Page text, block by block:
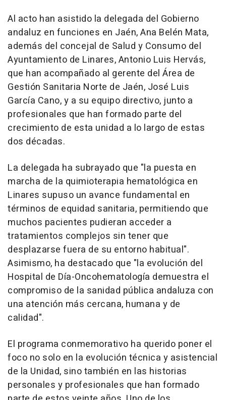
Al acto han asistido la delegada del Gobierno
andaluz en funciones en Jaén, Ana Belén Mata,
además del concejal de Salud y Consumo del
Ayuntamiento de Linares, Antonio Luis Hervás,
que han acompañado al gerente del Área de
Gestión Sanitaria Norte de Jaén, José Luis
García Cano, y a su equipo directivo, junto a
profesionales que han formado parte del
crecimiento de esta unidad a lo largo de estas
dos décadas.
La delegada ha subrayado que "la puesta en
marcha de la quimioterapia hematológica en
Linares supuso un avance fundamental en
términos de equidad sanitaria, permitiendo que
muchos pacientes pudieran acceder a
tratamientos complejos sin tener que
desplazarse fuera de su entorno habitual".
Asimismo, ha destacado que "la evolución del
Hospital de Día-Oncohematología demuestra el
compromiso de la sanidad pública andaluza con
una atención más cercana, humana y de
calidad".
El programa conmemorativo ha querido poner el
foco no solo en la evolución técnica y asistencial
de la Unidad, sino también en las historias
personales y profesionales que han formado